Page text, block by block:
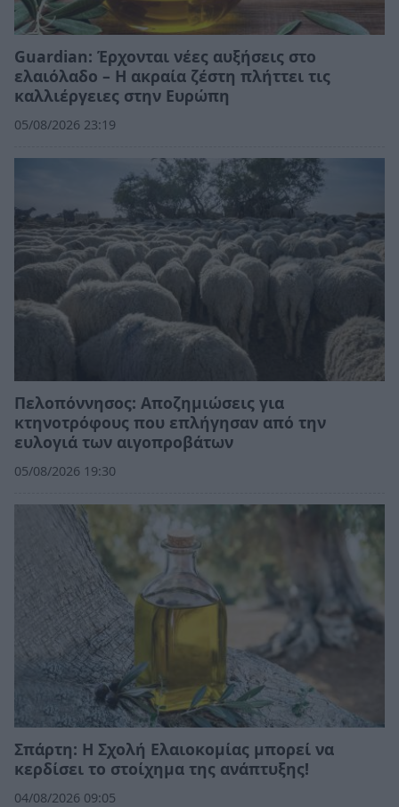
Guardian: Έρχονται νέες αυξήσεις στο
ελαιόλαδο – Η ακραία ζέστη πλήττει τις
καλλιέργειες στην Ευρώπη
05/08/2026 23:19
Πελοπόννησος: Αποζημιώσεις για
κτηνοτρόφους που επλήγησαν από την
ευλογιά των αιγοπροβάτων
05/08/2026 19:30
Σπάρτη: Η Σχολή Ελαιοκομίας μπορεί να
κερδίσει το στοίχημα της ανάπτυξης!
04/08/2026 09:05